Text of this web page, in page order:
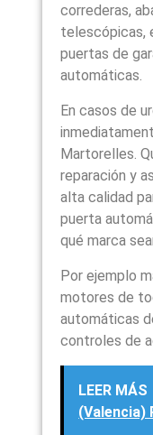
correderas,
telescópicas,
puertas de
automáticas.
En casos de
Martorelles.
reparación y
alta calidad
puerta
qué marca
Por ejemplo
motores de
automáticas
controles de
LEER MÁS
(Valencia)